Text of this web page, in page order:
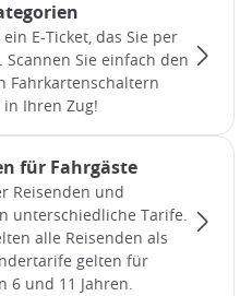
E-Ticket, das Sie per
Scannen Sie einfach den
Fahrkartenschaltern
Ihren Zug!
für Fahrgäste
Reisenden und
unterschiedliche Tarife.
alle Reisenden als
gelten für
6 und 11 Jahren.